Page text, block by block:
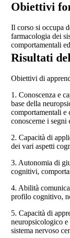
Obiettivi
Il corso si occupa
farmacologia dei
comportamentali
Risultati
Obiettivi di
1. Conoscenza e
base della
comportamentali e
conoscerne i segni
2. Capacità di
dei vari aspetti
3. Autonomia di
cognitivi,
4. Abilità
profilo cognitivo,
5. Capacità di
neuropsicologico
sistema nervoso